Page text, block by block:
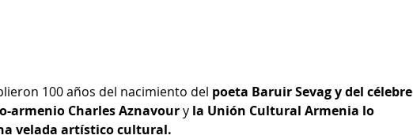
100 años del nacimiento del poeta Baruir Sevag y del célebre
armenio Charles Aznavour y la Unión Cultural Armenia lo
velada artístico cultural.